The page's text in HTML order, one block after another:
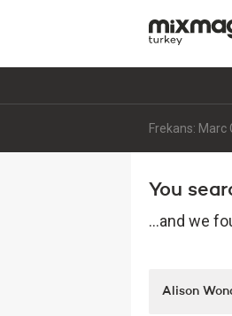
Frekans: Marc
You
...and we